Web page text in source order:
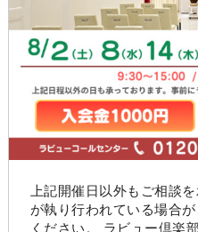
上記開催日以外もご相談
が執り行われている場合
ください。 ラビュー倶楽